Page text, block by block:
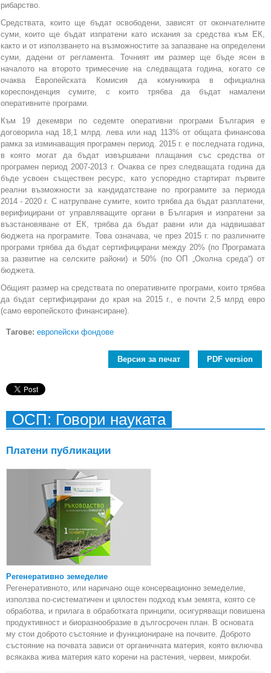
рибарство.
Средствата, които ще бъдат освободени, зависят от окончателните
суми, които ще бъдат изпратени като искания за средства към ЕК,
както и от използването на възможностите за запазване на определени
суми, дадени от регламента. Точният им размер ще бъде ясен в
началото на второто тримесечие на следващата година, когато се
очаква Европейската Комисия да комуникира в официална
кореспонденция сумите, с които трябва да бъдат намалени
оперативните програми.
Към 19 декември по седемте оперативни програми България е
договорила над 18,1 млрд. лева или над 113% от общата финансова
рамка за изминаващия програмен период. 2015 г. е последната година,
в която могат да бъдат извършвани плащания със средства от
програмен период 2007-2013 г. Очаква се през следващата година да
бъде усвоен съществен ресурс, като успоредно стартират първите
реални възможности за кандидатстване по програмите за периода
2014 - 2020 г. С натрупване сумите, които трябва да бъдат разплатени,
верифицирани от управляващите органи в България и изпратени за
възстановяване от ЕК, трябва да бъдат равни или да надвишават
бюджета на програмите. Това означава, че през 2015 г. по различните
програми трябва да бъдат сертифицирани между 20% (по Програмата
за развитие на селските райони) и 50% (по ОП „Околна среда“) от
бюджета.
Общият размер на средствата по оперативните програми, които трябва
да бъдат сертифицирани до края на 2015 г., е почти 2,5 млрд евро
(само европейското финансиране).
Тагове: европейски фондове
Версия за печат PDF version
ОСП: Говори науката
Платени публикации
Регенеративно земеделие
Регенеративното, или наричано още консервационно земеделие,
използва по-систематичен и цялостен подход към земята, която се
обработва, и прилага в обработката принципи, осигуряващи повишена
продуктивност и биоразнообразие в дългосрочен план. В основата
му стои доброто състояние и функциониране на почвите. Доброто
състояние на почвата зависи от органичната материя, която включва
всякаква жива материя като корени на растения, червеи, микроби.